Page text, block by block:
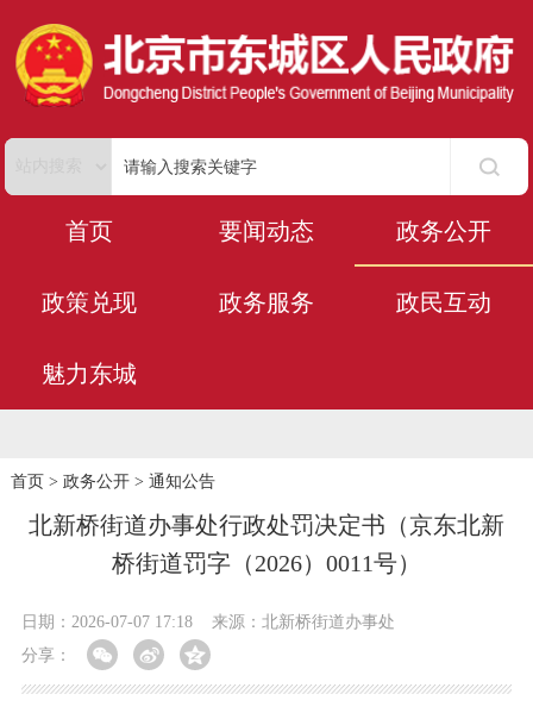
首页 要闻动态 政务公开
政策兑现 政务服务 政民互动
魅力东城
首页 > 政务公开> 通知公告
北新桥街道办事处行政处罚决定书（京东北新
桥街道罚字（2026）0011号）
日期：2026-07-07 17:18
来源：北新桥街道办事处
分享：